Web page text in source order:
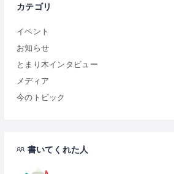
カテゴリ
イベント
お知らせ
とまり木インタビュー
メディア
今のトピック
書いてくれた人